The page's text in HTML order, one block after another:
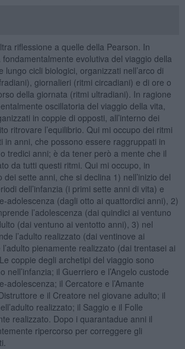
riflessione a quelle della Pearson. In
evolutiva del viaggio della
lungo cicli biologici, organizzati nell’arco di
giornalieri (ritmi circadiani) e di ore o
della giornata (ritmi ultradiani). In ragione
oscillatoria del viaggio della vita,
in coppie di opposti, all’interno dei
ritrovare l’equilibrio. Qui mi occupo dei ritmi
in anni, che possono essere raggruppati in
tredici anni; è da tener però a mente che il
da tutti questi ritmi. Qui mi occupo, in
sette anni, che si declina 1) nell’inizio del
dell’infanzia (i primi sette anni di vita) e
adolescenza (dagli otto ai quattordici anni), 2)
l’adolescenza (dai quindici ai ventuno
(dai ventuno ai ventotto anni), 3) nel
l’adulto realizzato (dai ventinove ai
pienamente realizzato (dai trentasei ai
coppie degli archetipi del viaggio sono
nell’infanzia; il Guerriero e l’Angelo custode
adolescenza; il Cercatore e l’Amante
e il Creatore nel giovane adulto; il
realizzato; il Saggio e il Folle
realizzato. Dopo i quarantadue anni il
ripercorso per correggere gli